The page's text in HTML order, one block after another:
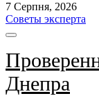
7 Серпня, 2026
Советы эксперта
Днепра